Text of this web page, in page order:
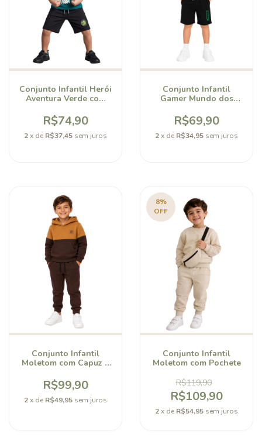
Conjunto Infantil Herói
Aventura Verde com
Bellory
R$74,90
2x de R$37,45 sem juros
Conjunto Infantil
Gamer Mundo dos
R$69,90
2x de R$34,95 sem juros
Conjunto Infantil
Moletom com Capuz e
R$99,90
2x de R$49,95 sem juros
8%
OFF
Conjunto Infantil
Moletom com Pochete
R$119,90
R$109,90
2x de R$54,95 sem juros